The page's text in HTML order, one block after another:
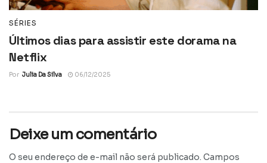
SÉRIES
Últimos dias para assistir este dorama na
Netflix
Por Julia Da Silva 06/12/2025
Deixe um comentário
O seu endereço de e-mail não será publicado. Campos